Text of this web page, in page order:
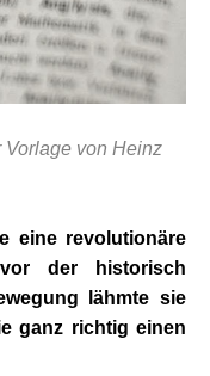
Vorlage von Heinz
eine revolutionäre
der historisch
gung lähmte sie
ganz richtig einen